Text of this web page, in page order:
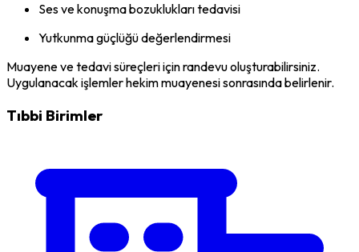
Ses ve konuşma bozuklukları tedavisi
Yutkunma güçlüğü değerlendirmesi
Muayene ve tedavi süreçleri için randevu oluşturabilirsiniz.
Uygulanacak işlemler hekim muayenesi sonrasında belirlenir.
Tıbbi Birimler